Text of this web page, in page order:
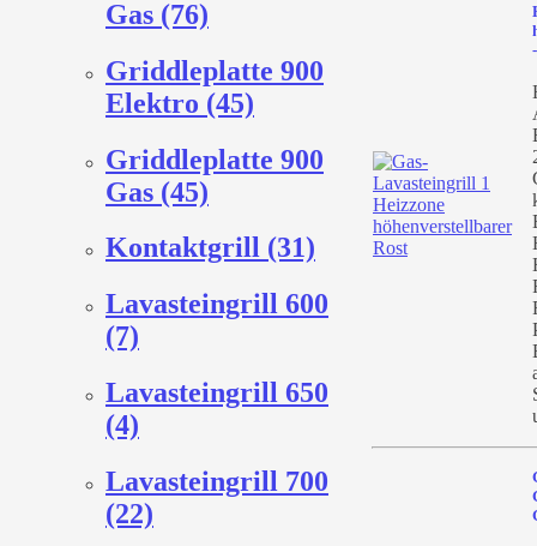
Gas (76)
Griddleplatte 900
Elektro (45)
Griddleplatte 900
Gas (45)
Kontaktgrill (31)
Lavasteingrill 600
(7)
Lavasteingrill 650
(4)
Lavasteingrill 700
(22)